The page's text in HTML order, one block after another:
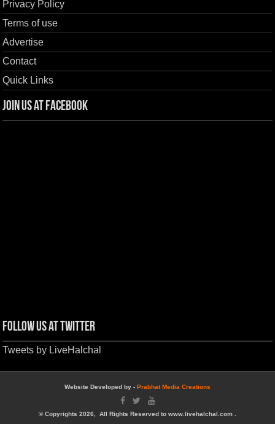
Privacy Policy
Terms of use
Advertise
Contact
Quick Links
Join us at Facebook
Follow us at Twitter
Tweets by LiveHalchal
Website Developed by - Prabhat Media Creations
© Copyrights 2026, All Rights Reserved to www.livehalchal.com .